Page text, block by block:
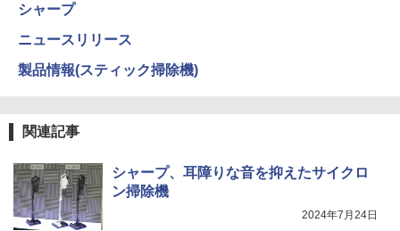
シャープ
ニュースリリース
製品情報(スティック掃除機)
関連記事
シャープ、耳障りな音を抑えたサイクロ
ン掃除機
2024年7月24日